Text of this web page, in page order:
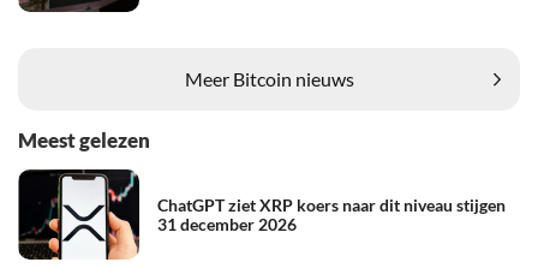
Meer Bitcoin nieuws
Meest gelezen
ChatGPT ziet XRP koers naar dit niveau stijgen
31 december 2026